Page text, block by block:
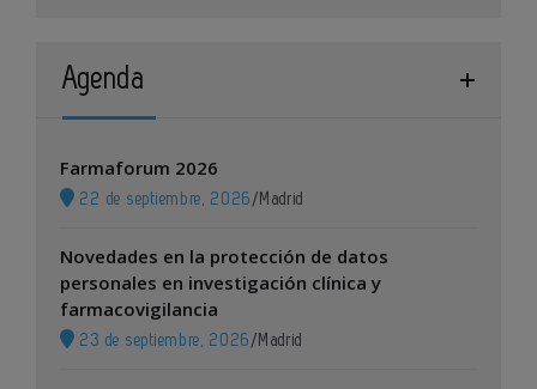
Agenda
Farmaforum 2026
22 de septiembre, 2026 / Madrid
Novedades en la protección de datos
personales en investigación clínica y
farmacovigilancia
23 de septiembre, 2026 / Madrid